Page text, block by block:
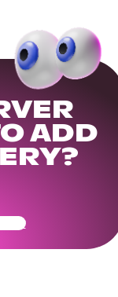
ADD